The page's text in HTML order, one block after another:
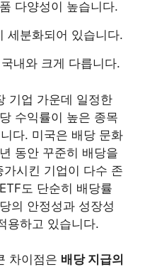
다양성이 높습니다.
세분화되어 있습니다.
내와 크게 다릅니다.
기업 가운데 일정한
수익률이 높은 종목
다. 미국은 배당 문화
동안 꾸준히 배당을
시킨 기업이 다수 존
도 단순히 배당률
의 안정성과 성장성
용하고 있습니다.
차이점은 배당 지급의